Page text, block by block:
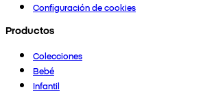
Configuración de cookies
Productos
Colecciones
Bebé
Infantil